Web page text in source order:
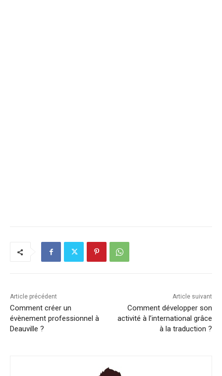
Article précédent
Comment créer un
évènement professionnel à
Deauville ?
Article suivant
Comment développer son
activité à l’international grâce
à la traduction ?